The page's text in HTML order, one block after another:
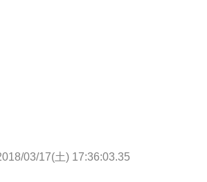
03/17(土) 17:36:03.35